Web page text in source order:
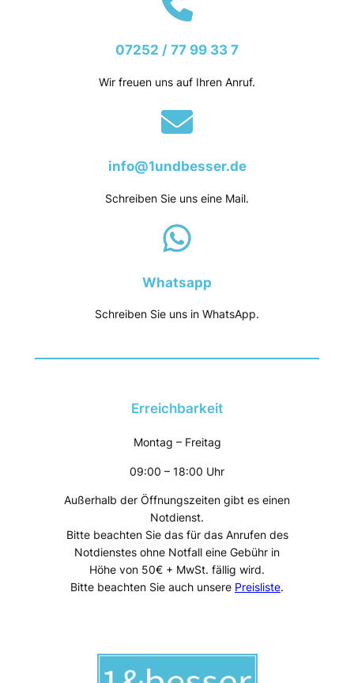
07252 / 77 99 33 7
Wir freuen uns auf Ihren Anruf.
info@1undbesser.de
Schreiben Sie uns eine Mail.
Whatsapp
Schreiben Sie uns in WhatsApp.
Erreichbarkeit
Montag – Freitag
09:00 – 18:00 Uhr
Außerhalb der Öffnungszeiten gibt es einen
Notdienst.
Bitte beachten Sie das für das Anrufen des
Notdienstes ohne Notfall eine Gebühr in
Höhe von 50€ + MwSt. fällig wird.
Bitte beachten Sie auch unsere Preisliste.